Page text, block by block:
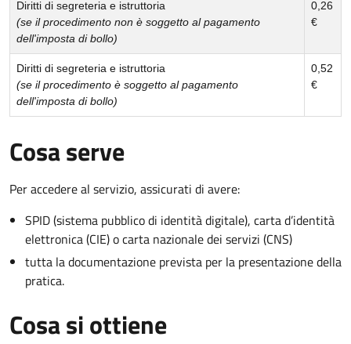
Diritti di segreteria e istruttoria
(se il procedimento non è soggetto al pagamento
dell'imposta di bollo)
0,26
€
Diritti di segreteria e istruttoria
(se il procedimento è soggetto al pagamento
dell'imposta di bollo)
0,52
€
Cosa serve
Per accedere al servizio, assicurati di avere:
SPID (sistema pubblico di identità digitale), carta d’identità
elettronica (CIE) o carta nazionale dei servizi (CNS)
tutta la documentazione prevista per la presentazione della
pratica.
Cosa si ottiene